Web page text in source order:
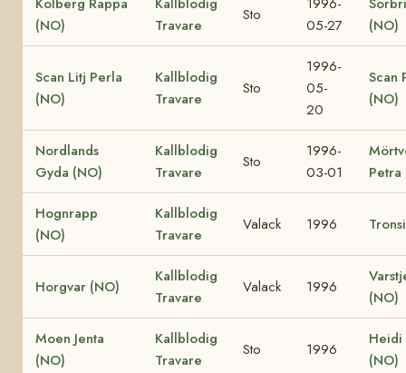
(NO)
Travare
Sto
05-27
(NO)
Scan Litj Perla
(NO)
Kallblodig
Travare
Sto
1996-
05-
20
Scan
(NO)
Nordlands
Gyda (NO)
Kallblodig
Travare
Sto
1996-
03-01
Petra
Hognrapp
(NO)
Kallblodig
Travare
Valack 1996
Horgvar (NO)
Kallblodig
Travare
Valack 1996
(NO)
Moen Jenta
(NO)
Kallblodig
Travare
Sto 1996
Heidi
(NO)